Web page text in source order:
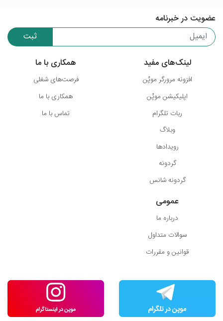
عضویت در خبرنامه
ثبت
لینک‌های مفید
افزونه مرورگر موپُن
اپلیکیشن موپُن
ربات تلگرام
وبلاگ
رویدادها
گردونه
گردونه شانس
همکاری با ما
فرصت‌های شغلی
همکاری با ما
تماس با ما
عمومی
درباره ما
سوالات متداول
قوانین و مقررات